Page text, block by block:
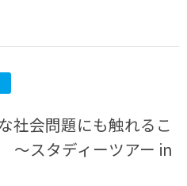
社会問題にも触れるこ
～スタディーツアー in